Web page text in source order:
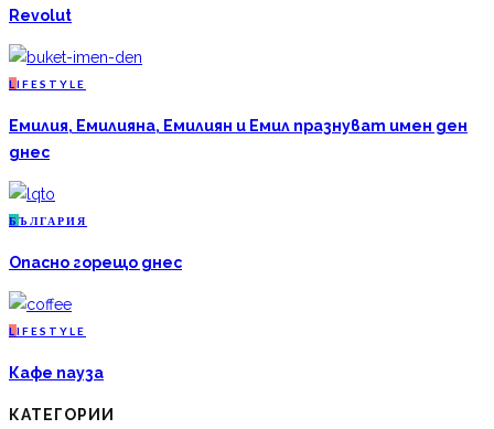
Revolut
L IFESTYLE
Емилия, Емилияна, Емилиян и Емил празнуват имен ден
днес
Б ЪЛГАРИЯ
Опасно горещо днес
L IFESTYLE
Кафе пауза
КАТЕГОРИИ